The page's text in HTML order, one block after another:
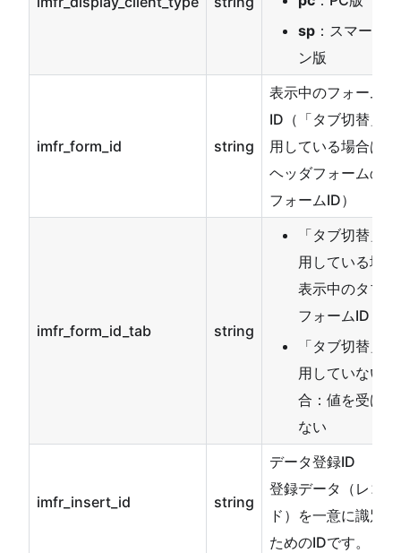
sp ：スマート
ン版
imfr_form_id string
表示中のフォーム
ID（「タブ切替」
用している場合は、
ヘッダフォームの
フォームID）
imfr_form_id_tab string
「タブ切替」
用している場
表示中のタブの
フォームID
「タブ切替」
用していない場
合：値を受け
ない
imfr_insert_id string
データ登録ID
登録データ（レコー
ド）を一意に識別
ためのIDです。